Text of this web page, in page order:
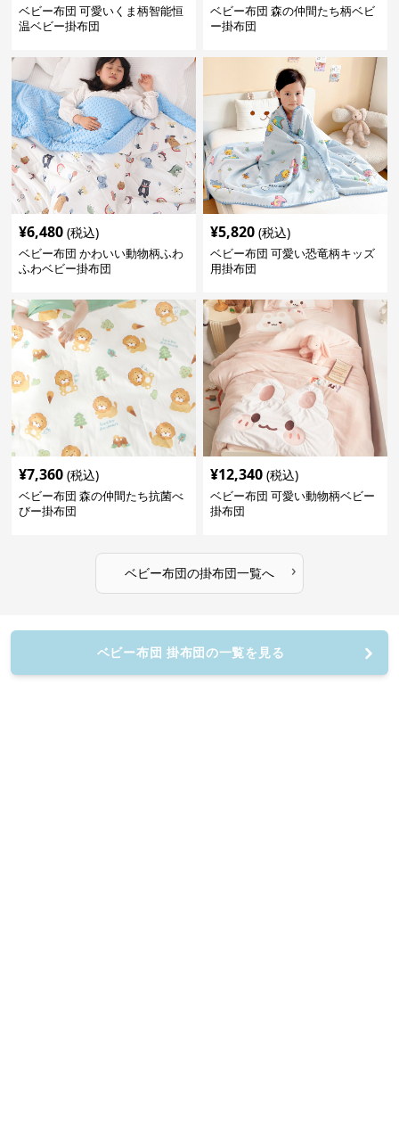
ベビー布団 可愛いくま柄智能恒
温ベビー掛布団
ベビー布団 森の仲間たち柄ベビ
ー掛布団
¥6,480 (税込)
ベビー布団 かわいい動物柄ふわ
ふわベビー掛布団
¥5,820 (税込)
ベビー布団 可愛い恐竜柄キッズ
用掛布団
¥7,360 (税込)
ベビー布団 森の仲間たち抗菌べ
びー掛布団
¥12,340 (税込)
ベビー布団 可愛い動物柄ベビー
掛布団
ベビー布団の掛布団一覧へ ›
ベビー布団 掛布団の一覧を見る